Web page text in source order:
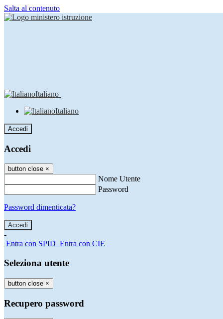
Salta al contenuto
Italiano
Italiano
Accedi
Accedi
button close ×
Nome Utente
Password
Password dimenticata?
-
Entra con SPID Entra con CIE
Seleziona utente
button close ×
Recupero password